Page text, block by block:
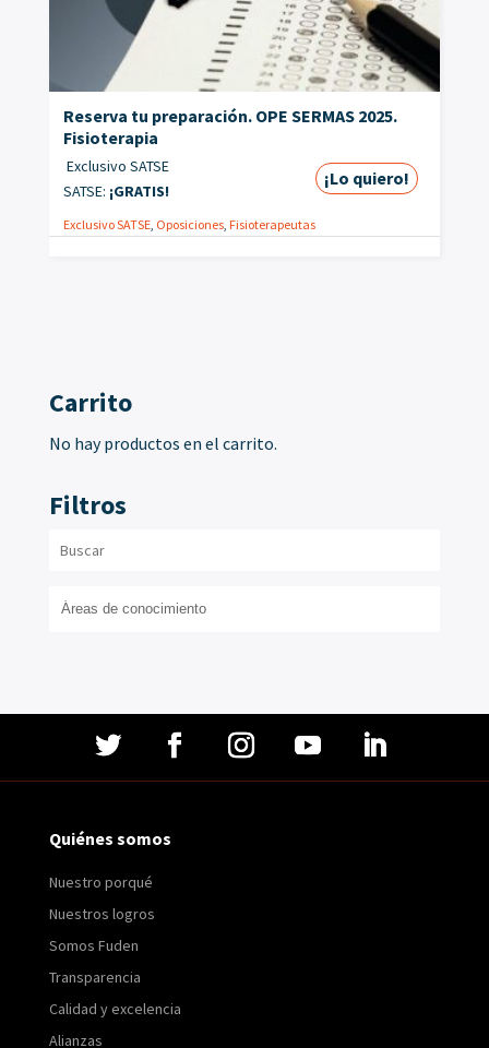
Reserva tu preparación. OPE SERMAS 2025.
Fisioterapia
Exclusivo SATSE
SATSE: ¡GRATIS!
¡Lo quiero!
Exclusivo SATSE, Oposiciones, Fisioterapeutas
Carrito
No hay productos en el carrito.
Filtros
Quiénes somos
Nuestro porqué
Nuestros logros
Somos Fuden
Transparencia
Calidad y excelencia
Alianzas